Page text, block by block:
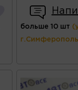
больше 10 шт